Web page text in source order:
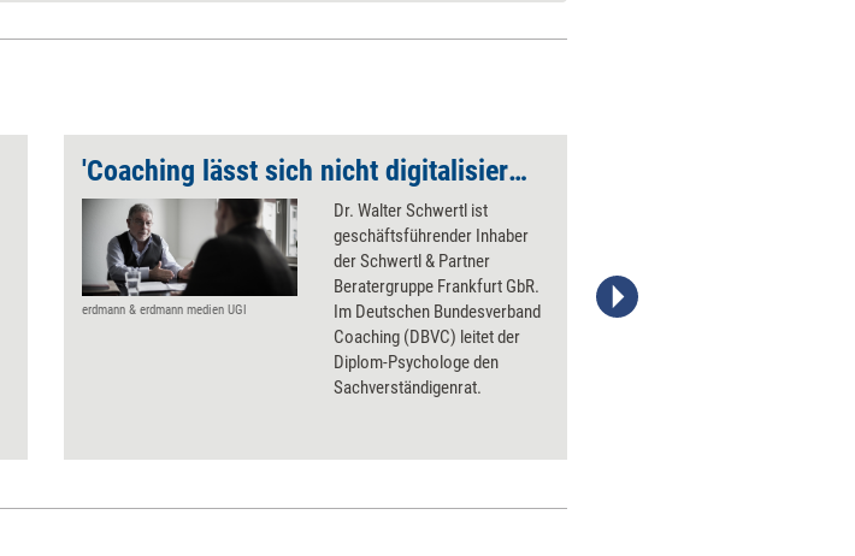
'Coaching lässt sich nicht digitalisieren'
erdmann & erdmann medien UGl
Dr. Walter Schwertl ist
geschäftsführender Inhaber
der Schwertl & Partner
Beratergruppe Frankfurt GbR.
Im Deutschen Bundesverband
Coaching (DBVC) leitet der
Diplom-Psychologe den
Sachverständigenrat.
istockphoto / maxkabakov